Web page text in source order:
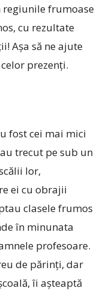
regiunile frumoase
cu rezultate
Așa să ne ajute
prezenți.
fost cei mai mici
trecut pe sub un
lor,
ei cu obrajii
clasele frumos
în minunata
profesoare.
de părinți, dar
îi așteaptă